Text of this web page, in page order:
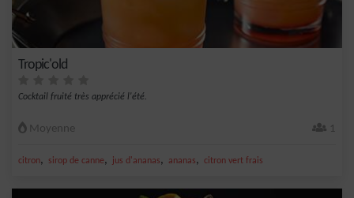
Tropic'old
Cocktail fruité très apprécié l'été.
Moyenne 1
citron, sirop de canne, jus d'ananas, ananas, citron vert frais